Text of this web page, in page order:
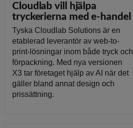
Cloudlab vill hjälpa
tryckerierna med e-handel
Tyska Cloudlab Solutions är en
etablerad leverantör av web-to-
print-lösningar inom både tryck och
förpackning. Med nya versionen
X3 tar företaget hjälp av AI när det
gäller bland annat design och
prissättning.